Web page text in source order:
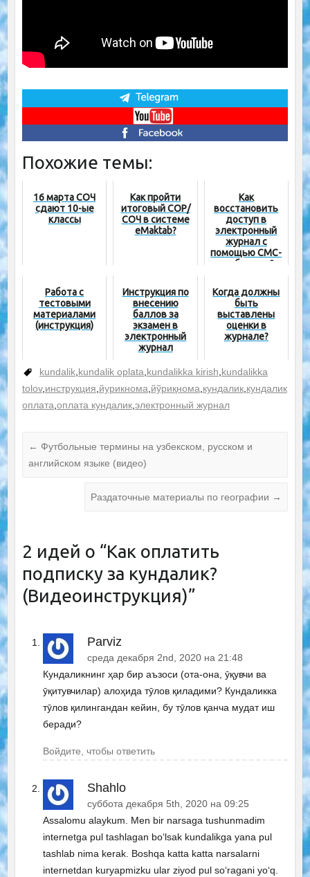
Похожие темы:
16 марта СОЧ
сдают 10-ые
классы
Как пройти
итоговый СОР/
СОЧ в системе
eMaktab?
Как
восстановить
доступ в
электронный
журнал с
помощью СМС-
сообщения?
Работа с
тестовыми
материалами
(инструкция)
Инструкция по
внесению
баллов за
экзамен в
электронный
журнал
Когда должны
быть
выставлены
оценки в
журнале?
kundalik,kundalik oplata,kundalikka kirish,kundalikka
tolov,инструкция,йурикнома,йўриқнома,кундалик,кундалик
оплата,оплата кундалик,электронный журнал
← Футбольные термины на узбекском, русском и
английском языке (видео)
Раздаточные материалы по географии →
2 идей о “Как оплатить
подписку за кундалик?
(Видеоинструкция)”
Parviz
среда декабря 2nd, 2020 на 21:48
Кундаликнинг ҳар бир аъзоси (ота-она, ӯқувчи ва
ӯқитувчилар) алоҳида тӯлов қиладими? Кундаликка
тӯлов қилингандан кейин, бу тӯлов қанча мудат иш
беради?
Войдите, чтобы ответить
Shahlo
суббота декабря 5th, 2020 на 09:25
Assalomu alaykum. Men bir narsaga tushunmadim
internetga pul tashlagan boʻlsak kundalikga yana pul
tashlab nima kerak. Boshqa katta katta narsalarni
internetdan kuryapmizku ular ziyod pul soʻragani yoʻq.